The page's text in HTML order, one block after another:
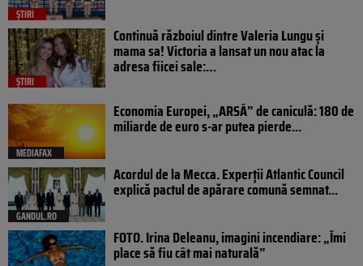
ȘTIRI
ȘTIRI
Continuă războiul dintre Valeria Lungu și
mama sa! Victoria a lansat un nou atac la
adresa fiicei sale:…
MEDIAFAX
Economia Europei, „ARSĂ” de caniculă: 180 de
miliarde de euro s-ar putea pierde...
GANDUL.RO
Acordul de la Mecca. Experții Atlantic Council
explică pactul de apărare comună semnat...
FOTO. Irina Deleanu, imagini incendiare: „Îmi
place să fiu cât mai naturală”